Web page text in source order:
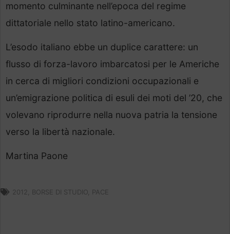
momento culminante nell’epoca del regime
dittatoriale nello stato latino-americano.
L’esodo italiano ebbe un duplice carattere: un
flusso di forza-lavoro imbarcatosi per le Americhe
in cerca di migliori condizioni occupazionali e
un’emigrazione politica di esuli dei moti del ’20, che
volevano riprodurre nella nuova patria la tensione
verso la libertà nazionale.
Martina Paone
2012 BORSE DI STUDIO PACE